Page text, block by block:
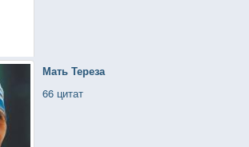
Мать Тереза
66 цитат